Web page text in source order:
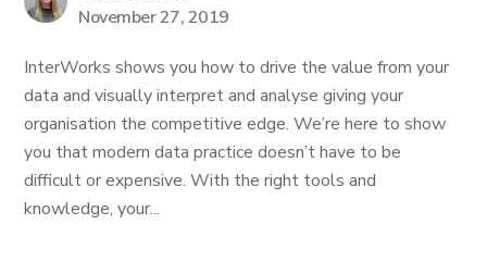
November 27, 2019
InterWorks shows you how to drive the value from your
data and visually interpret and analyse giving your
organisation the competitive edge. We’re here to show
you that modern data practice doesn’t have to be
difficult or expensive. With the right tools and
knowledge, your...